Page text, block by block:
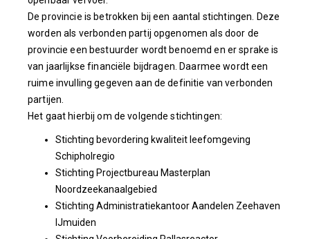
De provincie is betrokken bij een aantal stichtingen. Deze
worden als verbonden partij opgenomen als door de
provincie een bestuurder wordt benoemd en er sprake is
van jaarlijkse financiële bijdragen. Daarmee wordt een
ruime invulling gegeven aan de definitie van verbonden
partijen.
Het gaat hierbij om de volgende stichtingen:
Stichting bevordering kwaliteit leefomgeving
Schipholregio
Stichting Projectbureau Masterplan
Noordzeekanaalgebied
Stichting Administratiekantoor Aandelen Zeehaven
IJmuiden